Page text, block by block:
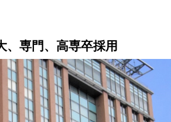
、専門、高専卒採用